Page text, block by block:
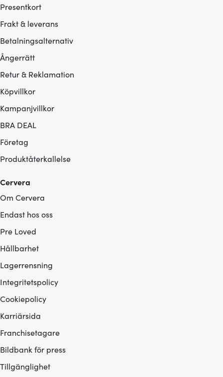
Presentkort
Frakt & leverans
Betalningsalternativ
Ångerrätt
Retur & Reklamation
Köpvillkor
Kampanjvillkor
BRA DEAL
Företag
Produktåterkallelse
Cervera
Om Cervera
Endast hos oss
Pre Loved
Hållbarhet
Lagerrensning
Integritetspolicy
Cookiepolicy
Karriärsida
Franchisetagare
Bildbank för press
Tillgänglighet